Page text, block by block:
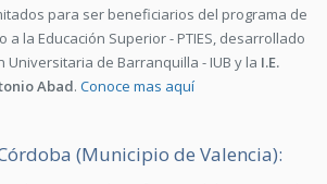
para ser beneficiarios del programa de
a la Educación Superior - PTIES, desarrollado
Universitaria de Barranquilla - IUB y la I.E.
Abad. Conoce mas aquí
(Municipio de Valencia):